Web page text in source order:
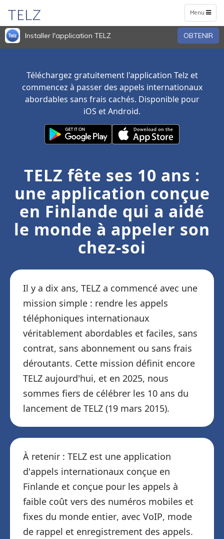
Toggle
navigation
Menu
TELZ
Installer l'application TELZ OBTENIR
Téléchargez gratuitement l'application Telz et
commencez à passer des appels internationaux
abordables sans frais cachés. Disponible pour
iOS et Android.
TELZ fête ses 10 ans :
une application conçue
en Finlande qui a aidé
le monde à appeler son
chez-soi
Il y a dix ans, TELZ a commencé avec une
mission simple : rendre les appels
téléphoniques internationaux
véritablement abordables et faciles, sans
contrat, sans abonnement ou sans frais
déroutants. Cette mission définit encore
TELZ aujourd'hui, et en 2025, nous
sommes fiers de célébrer les 10 ans du
lancement de TELZ (19 mars 2015).
À retenir : TELZ est une application
d'appels internationaux conçue en
Finlande et conçue pour les appels à
faible coût vers des numéros mobiles et
fixes du monde entier, avec VoIP, mode
de rappel et enregistrement des appels.